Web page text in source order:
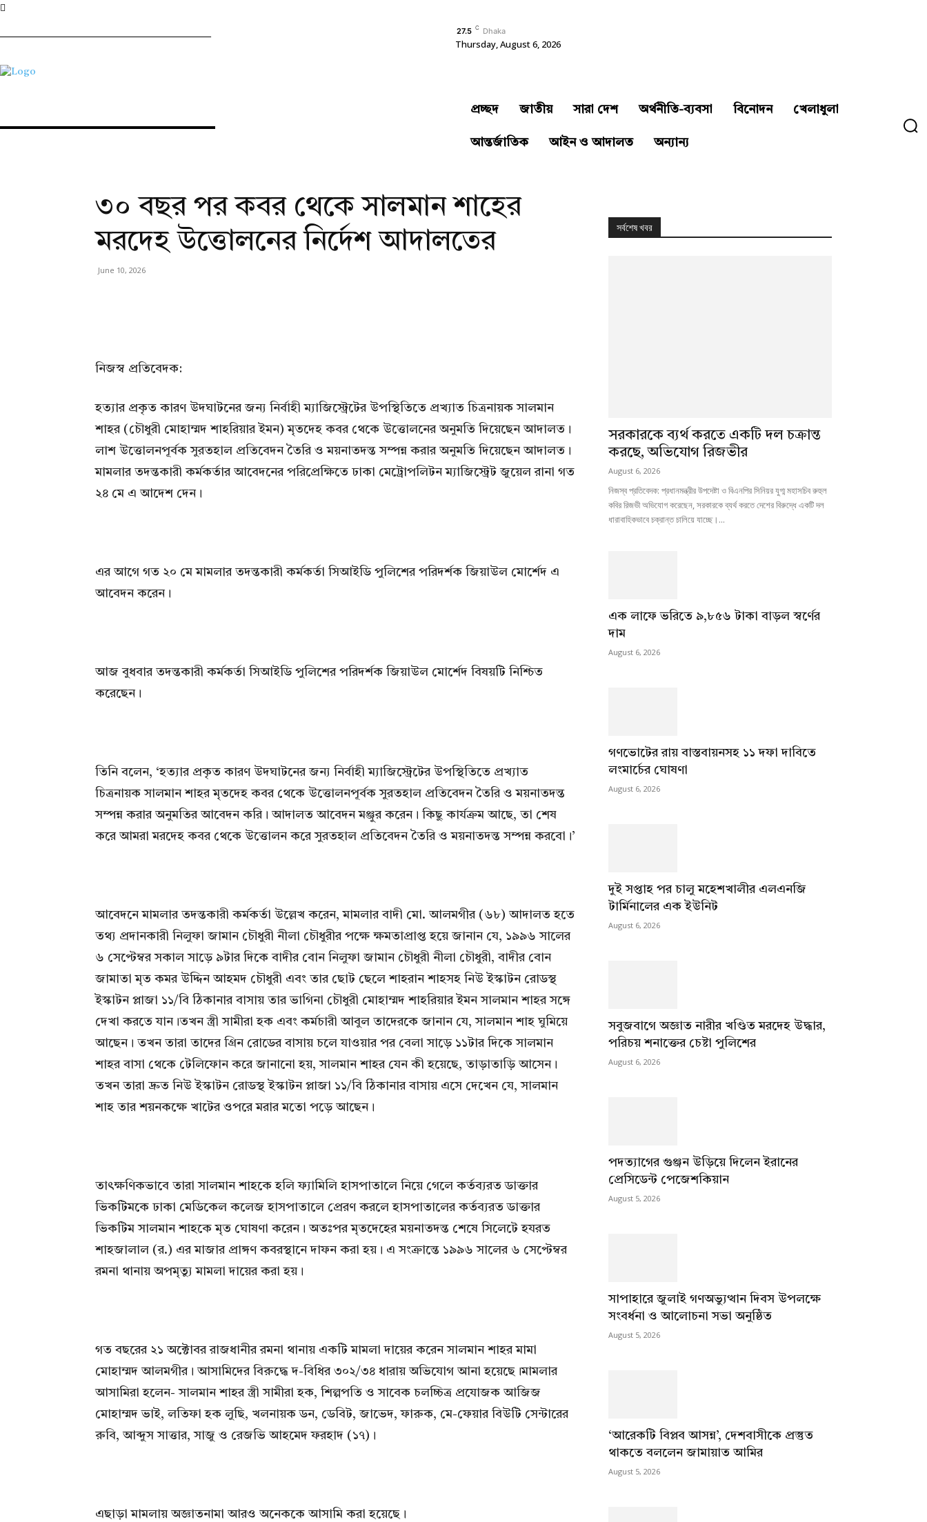
27.5 C Dhaka
Thursday, August 6, 2026
প্রচ্ছদ জাতীয় সারা দেশ অর্থনীতি-ব্যবসা বিনোদন খেলাধুলা
আন্তর্জাতিক আইন ও আদালত অন্যান্য
৩০ বছর পর কবর থেকে সালমান শাহের
মরদেহ উত্তোলনের নির্দেশ আদালতের
June 10, 2026
নিজস্ব প্রতিবেদক:
হত্যার প্রকৃত কারণ উদঘাটনের জন্য নির্বাহী ম্যাজিস্ট্রেটের উপস্থিতিতে প্রখ্যাত চিত্রনায়ক সালমান
শাহর (চৌধুরী মোহাম্মদ শাহরিয়ার ইমন) মৃতদেহ কবর থেকে উত্তোলনের অনুমতি দিয়েছেন আদালত।
লাশ উত্তোলনপূর্বক সুরতহাল প্রতিবেদন তৈরি ও ময়নাতদন্ত সম্পন্ন করার অনুমতি দিয়েছেন আদালত।
মামলার তদন্তকারী কর্মকর্তার আবেদনের পরিপ্রেক্ষিতে ঢাকা মেট্রোপলিটন ম্যাজিস্ট্রেট জুয়েল রানা গত
২৪ মে এ আদেশ দেন।
এর আগে গত ২০ মে মামলার তদন্তকারী কর্মকর্তা সিআইডি পুলিশের পরিদর্শক জিয়াউল মোর্শেদ এ
আবেদন করেন।
আজ বুধবার তদন্তকারী কর্মকর্তা সিআইডি পুলিশের পরিদর্শক জিয়াউল মোর্শেদ বিষয়টি নিশ্চিত
করেছেন।
তিনি বলেন, ‘হত্যার প্রকৃত কারণ উদঘাটনের জন্য নির্বাহী ম্যাজিস্ট্রেটের উপস্থিতিতে প্রখ্যাত
চিত্রনায়ক সালমান শাহর মৃতদেহ কবর থেকে উত্তোলনপূর্বক সুরতহাল প্রতিবেদন তৈরি ও ময়নাতদন্ত
সম্পন্ন করার অনুমতির আবেদন করি। আদালত আবেদন মঞ্জুর করেন। কিছু কার্যক্রম আছে, তা শেষ
করে আমরা মরদেহ কবর থেকে উত্তোলন করে সুরতহাল প্রতিবেদন তৈরি ও ময়নাতদন্ত সম্পন্ন করবো।’
আবেদনে মামলার তদন্তকারী কর্মকর্তা উল্লেখ করেন, মামলার বাদী মো. আলমগীর (৬৮) আদালত হতে
তথ্য প্রদানকারী নিলুফা জামান চৌধুরী নীলা চৌধুরীর পক্ষে ক্ষমতাপ্রাপ্ত হয়ে জানান যে, ১৯৯৬ সালের
৬ সেপ্টেম্বর সকাল সাড়ে ৯টার দিকে বাদীর বোন নিলুফা জামান চৌধুরী নীলা চৌধুরী, বাদীর বোন
জামাতা মৃত কমর উদ্দিন আহমদ চৌধুরী এবং তার ছোট ছেলে শাহরান শাহসহ নিউ ইস্কাটন রোডস্থ
ইস্কাটন প্লাজা ১১/বি ঠিকানার বাসায় তার ভাগিনা চৌধুরী মোহাম্মদ শাহরিয়ার ইমন সালমান শাহর সঙ্গে
দেখা করতে যান।তখন স্ত্রী সামীরা হক এবং কর্মচারী আবুল তাদেরকে জানান যে, সালমান শাহ ঘুমিয়ে
আছেন। তখন তারা তাদের গ্রিন রোডের বাসায় চলে যাওয়ার পর বেলা সাড়ে ১১টার দিকে সালমান
শাহর বাসা থেকে টেলিফোন করে জানানো হয়, সালমান শাহর যেন কী হয়েছে, তাড়াতাড়ি আসেন।
তখন তারা দ্রুত নিউ ইস্কাটন রোডস্থ ইস্কাটন প্লাজা ১১/বি ঠিকানার বাসায় এসে দেখেন যে, সালমান
শাহ তার শয়নকক্ষে খাটের ওপরে মরার মতো পড়ে আছেন।
তাৎক্ষণিকভাবে তারা সালমান শাহকে হলি ফ্যামিলি হাসপাতালে নিয়ে গেলে কর্তব্যরত ডাক্তার
ভিকটিমকে ঢাকা মেডিকেল কলেজ হাসপাতালে প্রেরণ করলে হাসপাতালের কর্তব্যরত ডাক্তার
ভিকটিম সালমান শাহকে মৃত ঘোষণা করেন। অতঃপর মৃতদেহের ময়নাতদন্ত শেষে সিলেটে হযরত
শাহজালাল (র.) এর মাজার প্রাঙ্গণ কবরস্থানে দাফন করা হয়। এ সংক্রান্তে ১৯৯৬ সালের ৬ সেপ্টেম্বর
রমনা থানায় অপমৃত্যু মামলা দায়ের করা হয়।
গত বছরের ২১ অক্টোবর রাজধানীর রমনা থানায় একটি মামলা দায়ের করেন সালমান শাহর মামা
মোহাম্মদ আলমগীর। আসামিদের বিরুদ্ধে দ-বিধির ৩০২/৩৪ ধারায় অভিযোগ আনা হয়েছে।মামলার
আসামিরা হলেন- সালমান শাহর স্ত্রী সামীরা হক, শিল্পপতি ও সাবেক চলচ্চিত্র প্রযোজক আজিজ
মোহাম্মদ ভাই, লতিফা হক লুছি, খলনায়ক ডন, ডেবিট, জাভেদ, ফারুক, মে-ফেয়ার বিউটি সেন্টারের
রুবি, আব্দুস সাত্তার, সাজু ও রেজভি আহমেদ ফরহাদ (১৭)।
এছাড়া মামলায় অজ্ঞাতনামা আরও অনেককে আসামি করা হয়েছে।
সর্বশেষ খবর
সরকারকে ব্যর্থ করতে একটি দল চক্রান্ত
করছে, অভিযোগ রিজভীর
August 6, 2026
নিজস্ব প্রতিবেদক: প্রধানমন্ত্রীর উপদেষ্টা ও বিএনপির সিনিয়র যুগ্ম মহাসচিব রুহুল
কবির রিজভী অভিযোগ করেছেন, সরকারকে ব্যর্থ করতে দেশের বিরুদ্ধে একটি দল
ধারাবাহিকভাবে চক্রান্ত চালিয়ে যাচ্ছে।...
এক লাফে ভরিতে ৯,৮৫৬ টাকা বাড়ল স্বর্ণের
দাম
August 6, 2026
গণভোটের রায় বাস্তবায়নসহ ১১ দফা দাবিতে
লংমার্চের ঘোষণা
August 6, 2026
দুই সপ্তাহ পর চালু মহেশখালীর এলএনজি
টার্মিনালের এক ইউনিট
August 6, 2026
সবুজবাগে অজ্ঞাত নারীর খণ্ডিত মরদেহ উদ্ধার,
পরিচয় শনাক্তের চেষ্টা পুলিশের
August 6, 2026
পদত্যাগের গুঞ্জন উড়িয়ে দিলেন ইরানের
প্রেসিডেন্ট পেজেশকিয়ান
August 5, 2026
সাপাহারে জুলাই গণঅভ্যুত্থান দিবস উপলক্ষে
সংবর্ধনা ও আলোচনা সভা অনুষ্ঠিত
August 5, 2026
‘আরেকটি বিপ্লব আসন্ন’, দেশবাসীকে প্রস্তুত
থাকতে বললেন জামায়াত আমির
August 5, 2026